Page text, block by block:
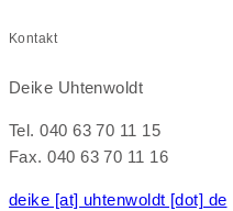
Kontakt
Deike Uhtenwoldt
Tel. 040 63 70 11 15
Fax. 040 63 70 11 16
deike [at] uhtenwoldt [dot] de